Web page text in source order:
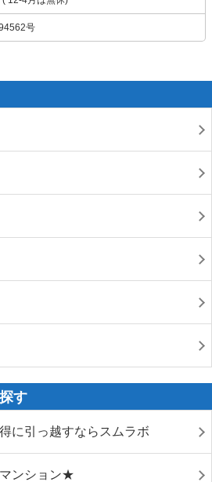
号
す
に引っ越すならスムラボ
ンション★